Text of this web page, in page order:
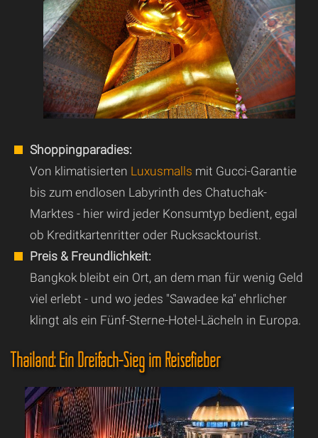
Shoppingparadies:
Von klimatisierten Luxusmalls mit Gucci-Garantie
bis zum endlosen Labyrinth des Chatuchak-
Marktes - hier wird jeder Konsumtyp bedient, egal
ob Kreditkartenritter oder Rucksacktourist.
Preis & Freundlichkeit:
Bangkok bleibt ein Ort, an dem man für wenig Geld
viel erlebt - und wo jedes "Sawadee ka" ehrlicher
klingt als ein Fünf-Sterne-Hotel-Lächeln in Europa.
Thailand: Ein Dreifach-Sieg im Reisefieber